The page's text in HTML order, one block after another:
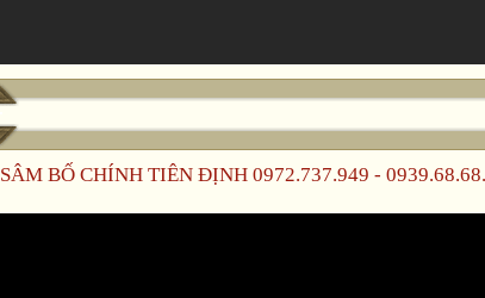
SÂM BỐ CHÍNH TIÊN ĐỊNH 0972.737.949 -